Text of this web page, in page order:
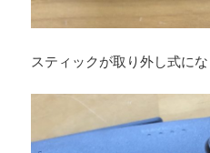
スティックが取り外し式にな